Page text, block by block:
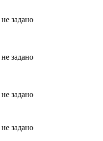
не задано
не задано
не задано
не задано